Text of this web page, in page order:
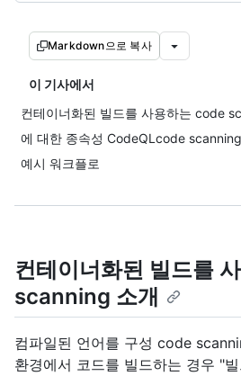
Markdown으로 복사
이 기사에서
컨테이너화된 빌드를 사용하는 code
에 대한 종속성 CodeQLcode scanning
예시 워크플로
컨테이너화된 빌드를
scanning 소개
컴파일된 언어를 구성 code
환경에서 코드를 빌드하는 경우 "